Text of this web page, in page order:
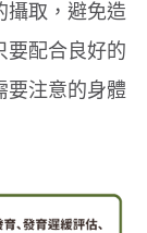
攝取，避免造
要配合良好的
要注意的身體